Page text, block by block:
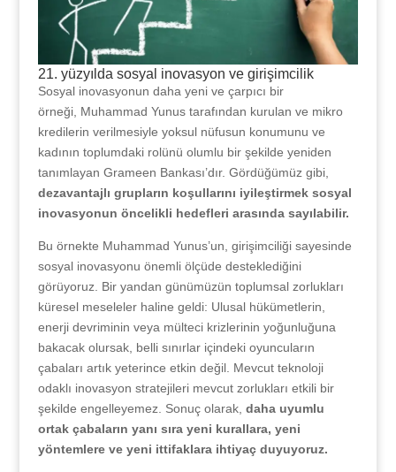
21. yüzyılda sosyal inovasyon ve girişimcilik
Sosyal inovasyonun daha yeni ve çarpıcı bir
örneği, Muhammad Yunus tarafından kurulan ve mikro
kredilerin verilmesiyle yoksul nüfusun konumunu ve
kadının toplumdaki rolünü olumlu bir şekilde yeniden
tanımlayan Grameen Bankası’dır. Gördüğümüz gibi,
dezavantajlı grupların koşullarını iyileştirmek sosyal
inovasyonun öncelikli hedefleri arasında sayılabilir.
Bu örnekte Muhammad Yunus’un, girişimciliği sayesinde
sosyal inovasyonu önemli ölçüde desteklediğini
görüyoruz. Bir yandan günümüzün toplumsal zorlukları
küresel meseleler haline geldi: Ulusal hükümetlerin,
enerji devriminin veya mülteci krizlerinin yoğunluğuna
bakacak olursak, belli sınırlar içindeki oyuncuların
çabaları artık yeterince etkin değil. Mevcut teknoloji
odaklı inovasyon stratejileri mevcut zorlukları etkili bir
şekilde engelleyemez. Sonuç olarak, daha uyumlu
ortak çabaların yanı sıra yeni kurallara, yeni
yöntemlere ve yeni ittifaklara ihtiyaç duyuyoruz.